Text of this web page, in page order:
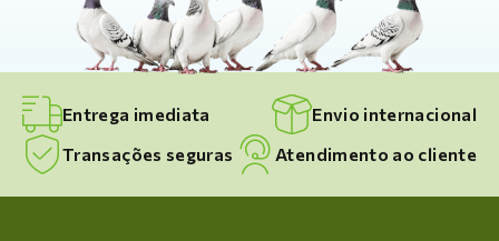
Entrega imediata
Envio internacional
Transações seguras
Atendimento ao cliente